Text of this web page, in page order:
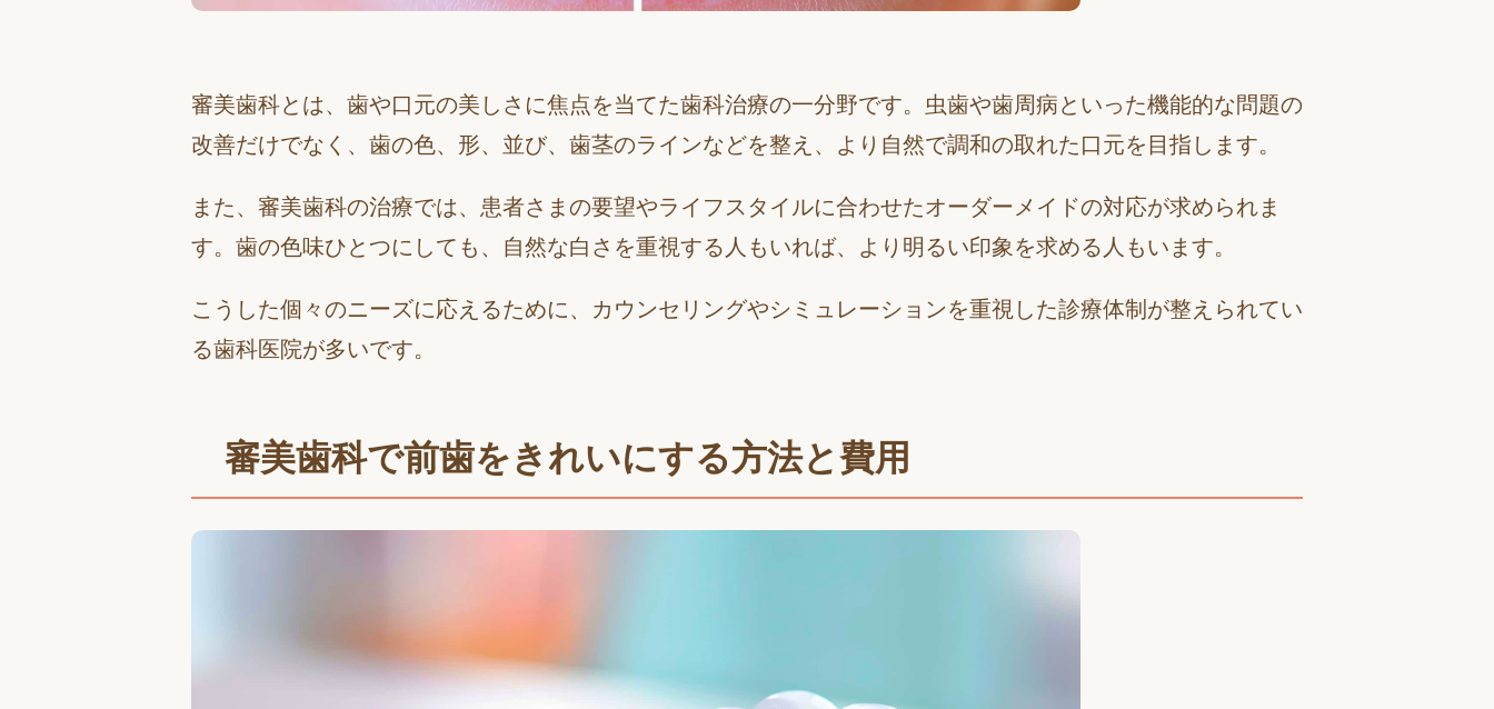
審美歯科とは、歯や口元の美しさに焦点を当てた歯科治療の一分野です。虫歯や歯周病といった機能的な問題の
改善だけでなく、歯の色、形、並び、歯茎のラインなどを整え、より自然で調和の取れた口元を目指します。
また、審美歯科の治療では、患者さまの要望やライフスタイルに合わせたオーダーメイドの対応が求められま
す。歯の色味ひとつにしても、自然な白さを重視する人もいれば、より明るい印象を求める人もいます。
こうした個々のニーズに応えるために、カウンセリングやシミュレーションを重視した診療体制が整えられてい
る歯科医院が多いです。
審美歯科で前歯をきれいにする方法と費用